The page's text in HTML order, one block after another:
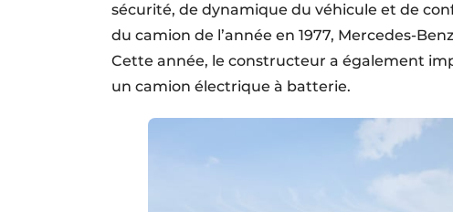
sécurité, de dynamique du véhicule et de
du camion de l’année en 1977, Mercedes-
Cette année, le constructeur a également
un camion électrique à batterie.